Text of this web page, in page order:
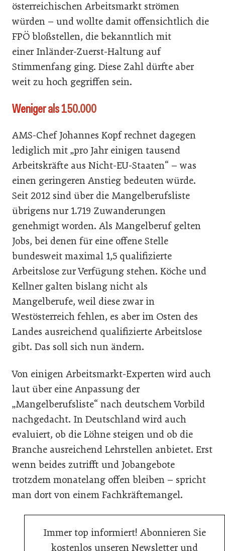
österreichischen Arbeitsmarkt strömen
würden – und wollte damit offensichtlich die
FPÖ bloßstellen, die bekanntlich mit
einer Inländer-Zuerst-Haltung auf
Stimmenfang ging. Diese Zahl dürfte aber
weit zu hoch gegriffen sein.
Weniger als 150.000
AMS-Chef Johannes Kopf rechnet dagegen
lediglich mit „pro Jahr einigen tausend
Arbeitskräfte aus Nicht-EU-Staaten“ – was
einen geringeren Anstieg bedeuten würde.
Seit 2012 sind über die Mangelberufsliste
übrigens nur 1.719 Zuwanderungen
genehmigt worden. Als Mangelberuf gelten
Jobs, bei denen für eine offene Stelle
bundesweit maximal 1,5 qualifizierte
Arbeitslose zur Verfügung stehen. Köche und
Kellner galten bislang nicht als
Mangelberufe, weil diese zwar in
Westösterreich fehlen, es aber im Osten des
Landes ausreichend qualifizierte Arbeitslose
gibt. Das soll sich nun ändern.
Von einigen Arbeitsmarkt-Experten wird auch
laut über eine Anpassung der
„Mangelberufsliste“ nach deutschem Vorbild
nachgedacht. In Deutschland wird auch
evaluiert, ob die Löhne steigen und ob die
Branche ausreichend Lehrstellen anbietet. Erst
wenn beides zutrifft und Jobangebote
trotzdem monatelang offen bleiben – spricht
man dort von einem Fachkräftemangel.
Immer top informiert! Abonnieren Sie
kostenlos unseren Newsletter und